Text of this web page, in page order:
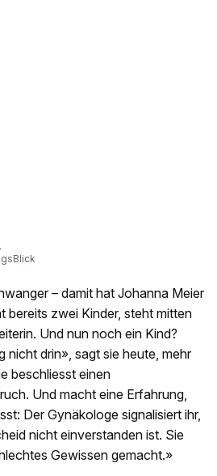
– damit hat Johanna Meier
bereits zwei Kinder, steht mitten
Und nun noch ein Kind?
nicht drin», sagt sie heute, mehr
beschliesst einen
Und macht eine Erfahrung,
Der Gynäkologe signalisiert ihr,
nicht einverstanden ist. Sie
Gewissen gemacht.»